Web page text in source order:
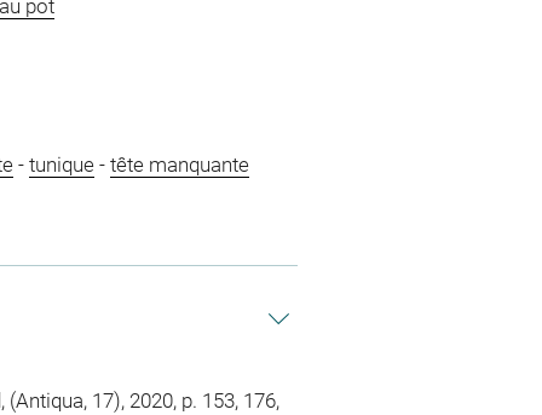
pot
- tunique- tête manquante
17), 2020, p. 153, 176,